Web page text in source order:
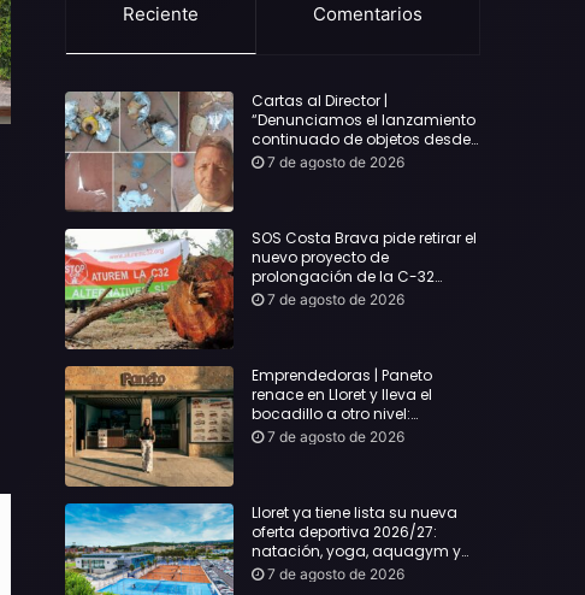
Reciente Comentarios
Cartas al Director |
“Denunciamos el lanzamiento
continuado de objetos desde
alojamientos turísticos a
7 de agosto de 2026
SOS Costa Brava pide retirar el
nuevo proyecto de
prolongación de la C-32
hasta Lloret y reclama la
7 de agosto de 2026
Emprendedoras | Paneto
renace en Lloret y lleva el
bocadillo a otro nivel:
producto km 0 y espíritu
7 de agosto de 2026
Lloret ya tiene lista su nueva
oferta deportiva 2026/27:
natación, yoga, aquagym y
decenas de actividades para
7 de agosto de 2026